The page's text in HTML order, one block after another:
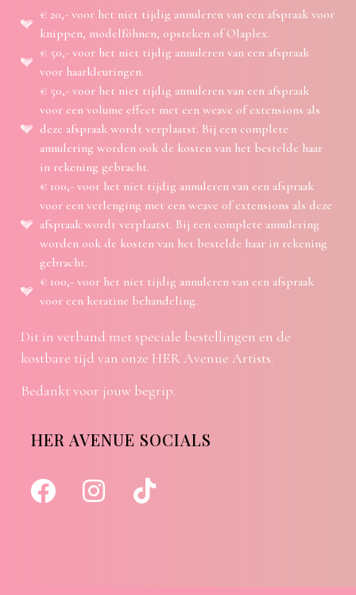
€ 20,- voor het niet tijdig annuleren van een afspraak voor
knippen, modelföhnen, opsteken of Olaplex.
€ 50,- voor het niet tijdig annuleren van een afspraak
voor haarkleuringen.
€ 50,- voor het niet tijdig annuleren van een afspraak
voor een volume effect met een weave of extensions als
deze afspraak wordt verplaatst. Bij een complete
annulering worden ook de kosten van het bestelde haar
in rekening gebracht.
€ 100,- voor het niet tijdig annuleren van een afspraak
voor een verlenging met een weave of extensions als deze
afspraak wordt verplaatst. Bij een complete annulering
worden ook de kosten van het bestelde haar in rekening
gebracht.
€ 100,- voor het niet tijdig annuleren van een afspraak
voor een keratine behandeling.
Dit in verband met speciale bestellingen en de
kostbare tijd van onze HER Avenue Artists.
Bedankt voor jouw begrip.
HER AVENUE SOCIALS